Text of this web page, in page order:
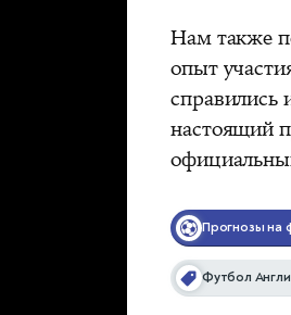
Нам также
опыт
справились
настоящий
Прогнозы на
Футбол